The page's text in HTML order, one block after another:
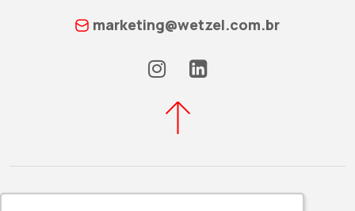
marketing@wetzel.com.br